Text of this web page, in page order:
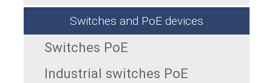
Switches and PoE devices
Switches PoE
Industrial switches PoE